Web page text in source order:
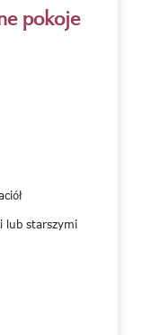
pokoje
lub starszymi